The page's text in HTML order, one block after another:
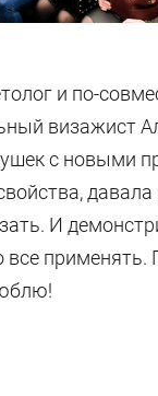
и по-
визажист
с новыми
И
все применять.